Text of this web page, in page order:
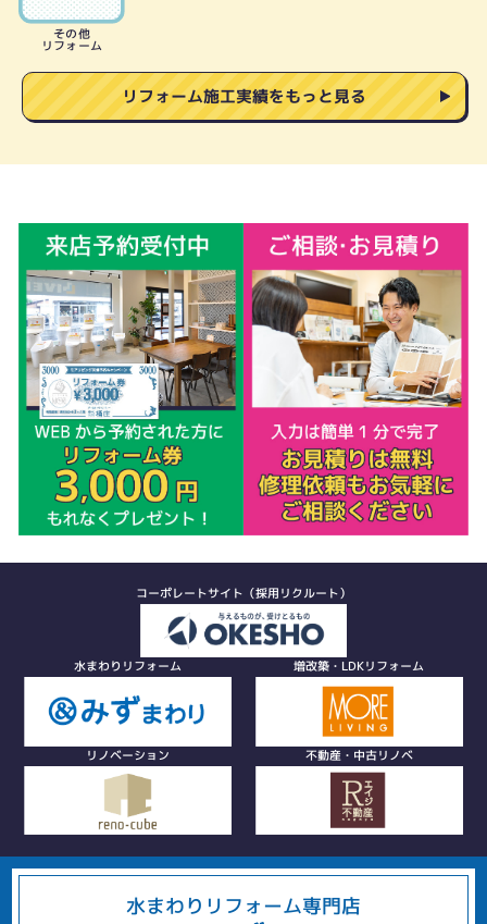
その他
リフォーム
リフォーム施工実績をもっと見る
コーポレートサイト（採用リクルート）
水まわりリフォーム 増改築・LDKリフォーム
リノベーション 不動産・中古リノベ
水まわりリフォーム専門店